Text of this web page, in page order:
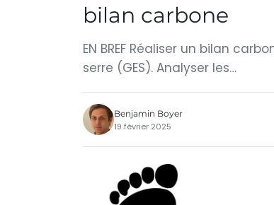
bilan carbone
EN BREF Réaliser un bilan
serre (GES). Analyser les…
Benjamin Boyer
19 février 2025